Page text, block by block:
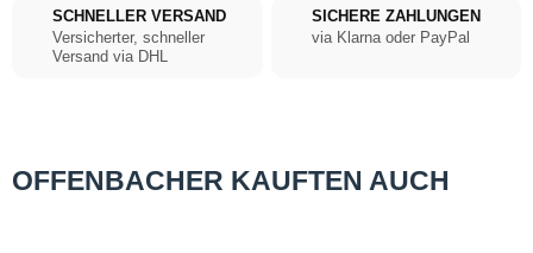
SCHNELLER VERSAND
Versicherter, schneller
Versand via DHL
SICHERE ZAHLUNGEN
via Klarna oder PayPal
OFFENBACHER KAUFTEN AUCH